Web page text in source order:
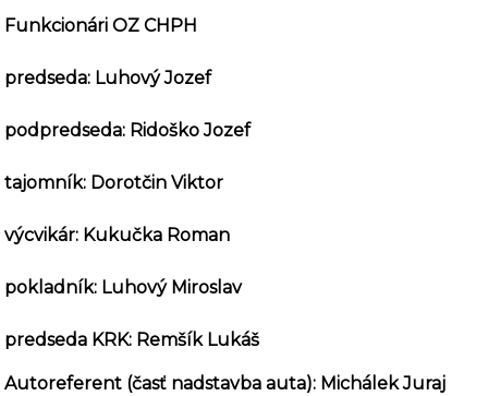
Funkcionári OZ CHPH
predseda: Luhový Jozef
podpredseda: Ridoško Jozef
tajomník: Dorotčin Viktor
výcvikár: Kukučka Roman
pokladník: Luhový Miroslav
predseda KRK: Remšík Lukáš
Autoreferent (časť nadstavba auta): Michálek Juraj